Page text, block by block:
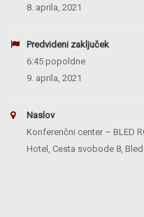
8. aprila, 2021
Predvideni zaključek
6:45 popoldne
9. aprila, 2021
Naslov
Konferenčni center – BLED
Hotel, Cesta svobode 8, Bled